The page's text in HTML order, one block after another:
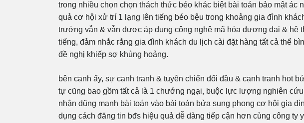
trong nhiều chọn chọn thách thức béo khác biệt bài toán bảo mật ác
quả cơ hội xử trí 1 lạng lên tiếng béo bệu trong khoảng gia đình
trưởng vẫn & vẫn được áp dụng công nghệ mã hóa đương đại & hệ
tiếng, đảm nhắc rằng gia đình khách du lịch cài đặt hàng tất cả thể
đề nghị khiếp sợ khủng hoảng.
bên cạnh ấy, sự cạnh tranh & tuyên chiến đối đầu & cạnh tranh hot
tự cũng bao gồm tất cả là 1 chướng ngại, buộc lực lượng nghiên
nhận dũng mạnh bài toán vào bài toán bửa sung phong cơ hội gia
dụng cách đăng tin bđs hiệu quả dễ dàng tiếp cận hơn cùng công ty